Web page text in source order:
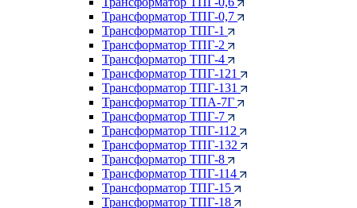
Трансформатор ТПГ-0,7
Трансформатор ТПГ-1
Трансформатор ТПГ-2
Трансформатор ТПГ-4
Трансформатор ТПГ-121
Трансформатор ТПГ-131
Трансформатор ТПА-7Г
Трансформатор ТПГ-7
Трансформатор ТПГ-112
Трансформатор ТПГ-132
Трансформатор ТПГ-8
Трансформатор ТПГ-114
Трансформатор ТПГ-15
Трансформатор ТПГ-18